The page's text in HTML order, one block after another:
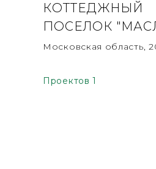
КОТТЕДЖНЫЙ
ПОСЕЛОК
Московская область,
Проектов 1